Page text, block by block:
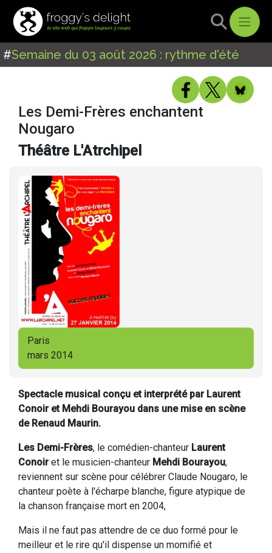
#Semaine du 03 août 2026 : rythme d'été
Les Demi-Frères enchantent
Nougaro
Théâtre L'Atrchipel
Paris
mars 2014
Spectacle musical conçu et interprété par Laurent
Conoir et Mehdi Bourayou dans une mise en scène
de Renaud Maurin.
Les Demi-Frères, le comédien-chanteur Laurent
Conoiret le musicien-chanteur Mehdi Bourayou,
reviennent sur scène pour célébrer Claude Nougaro, le
chanteur poète à l'écharpe blanche, figure atypique de
la chanson française mort en 2004,
Mais il ne faut pas attendre de ce duo formé pour le
meilleur et le rire qu'il dispense un momifié et